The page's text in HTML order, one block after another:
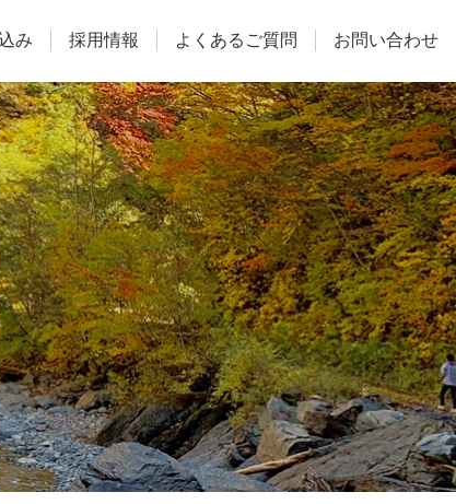
み 採用情報 よくあるご質問 お問い合わせ
施設予約
よくあるご質問
お問い合わせ